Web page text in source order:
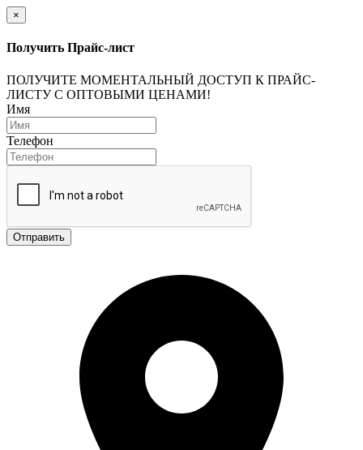
×
Получить Прайс-лист
ПОЛУЧИТЕ МОМЕНТАЛЬНЫЙ ДОСТУП К ПРАЙС-
ЛИСТУ С ОПТОВЫМИ ЦЕНАМИ!
Имя
Телефон
Отправить